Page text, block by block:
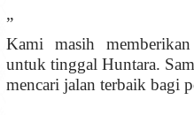
”
Kami masih
untuk tinggal Huntara.
mencari jalan terbaik bagi